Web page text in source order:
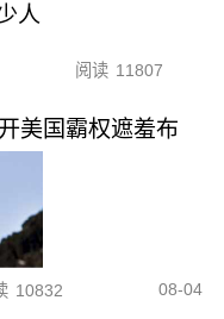
人
阅读 11807
美国霸权遮羞布
10832 08-04